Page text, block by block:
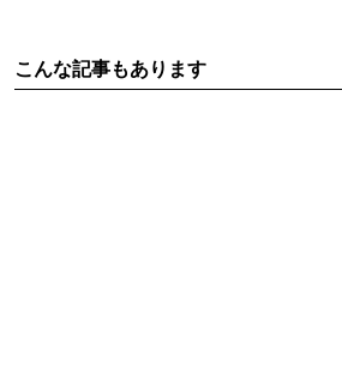
こんな記事もあります